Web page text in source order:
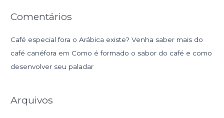
Comentários
Café especial fora o Arábica existe? Venha saber mais do
café canéfora em Como é formado o sabor do café e como
desenvolver seu paladar
Arquivos